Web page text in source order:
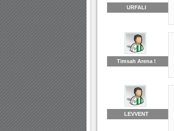
URFALI
Timsah Arena !
LEVVENT